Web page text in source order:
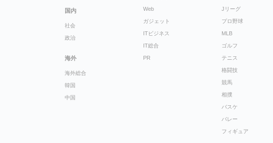
国内
社会
政治
海外
海外総合
韓国
中国
Web
ガジェット
ITビジネス
IT総合
PR
Jリーグ
プロ野球
MLB
ゴルフ
テニス
格闘技
競馬
相撲
バスケ
バレー
フィギュア